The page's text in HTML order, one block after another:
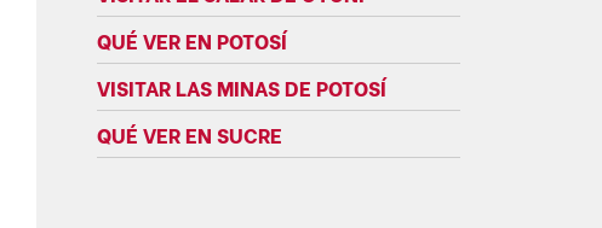
QUÉ VER EN POTOSÍ
VISITAR LAS MINAS DE POTOSÍ
QUÉ VER EN SUCRE